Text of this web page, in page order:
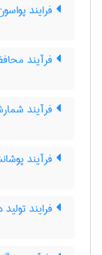
فرایند
فرآیند
فرآیند
فرآیند
فرایند تولید